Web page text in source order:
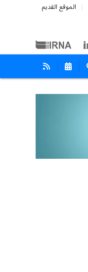
الموقع القديم